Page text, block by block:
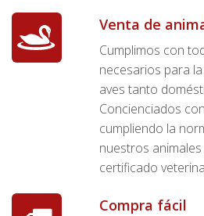
Venta de
Cumplimos con
necesarios para
aves tanto
Concienciados
cumpliendo la
nuestros
certificado
Compra fácil